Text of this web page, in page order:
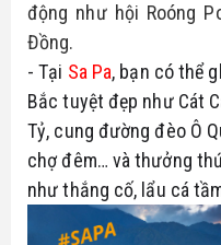
động như hội Roóng
Đồng.
- Tại Sa Pa, bạn có thể
Bắc tuyệt đẹp như Cát
Tỷ, cung đường đèo Ô
chợ đêm… và thưởng
như thắng cố, lẩu cá